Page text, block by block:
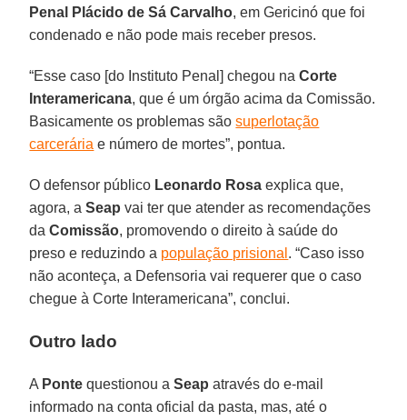
Penal Plácido de Sá Carvalho, em Gericinó que foi
condenado e não pode mais receber presos.
“Esse caso [do Instituto Penal] chegou naCorte
Interamericana, que é um órgão acima da Comissão.
Basicamente os problemas sãosuperlotação
carcerária e número de mortes”, pontua.
O defensor público Leonardo Rosa explica que,
agora, aSeap vai ter que atender as recomendações
daComissão, promovendo o direito à saúde do
preso e reduzindo a população prisional . “Caso isso
não aconteça, a Defensoria vai requerer que o caso
chegue à Corte Interamericana”, conclui.
Outro lado
A Ponte questionou aSeap através do e-mail
informado na conta oficial da pasta, mas, até o